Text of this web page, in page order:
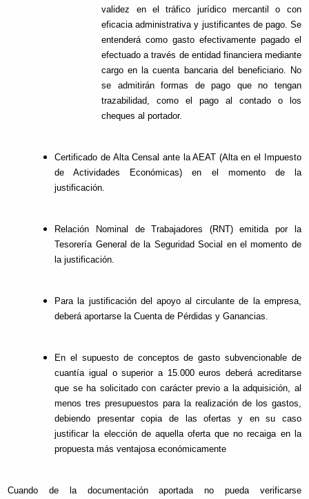
validez en el tráfico jurídico mercantil o con
eficacia administrativa y justificantes de pago. Se
entenderá como gasto efectivamente pagado el
efectuado a través de entidad financiera mediante
cargo en la cuenta bancaria del beneficiario. No
se admitirán formas de pago que no tengan
trazabilidad, como el pago al contado o los
cheques al portador.
Certificado de Alta Censal ante la AEAT (Alta en el Impuesto
de Actividades Económicas) en el momento de la
justificación.
Relación Nominal de Trabajadores (RNT) emitida por la
Tesorería General de la Seguridad Social en el momento de
la justificación.
Para la justificación del apoyo al circulante de la empresa,
deberá aportarse la Cuenta de Pérdidas y Ganancias.
En el supuesto de conceptos de gasto subvencionable de
cuantía igual o superior a 15.000 euros deberá acreditarse
que se ha solicitado con carácter previo a la adquisición, al
menos tres presupuestos para la realización de los gastos,
debiendo presentar copia de las ofertas y en su caso
justificar la elección de aquella oferta que no recaiga en la
propuesta más ventajosa económicamente
Cuando de la documentación aportada no pueda verificarse